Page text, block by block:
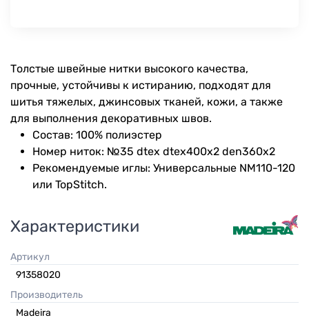
Толстые швейные нитки высокого качества,
прочные, устойчивы к истиранию, подходят для
шитья тяжелых, джинсовых тканей, кожи, а также
для выполнения декоративных швов.
Состав: 100% полиэстер
Номер ниток: №35 dtex dtex400x2 den360x2
Рекомендуемые иглы: Универсальные NM110-120
или TopStitch.
Характеристики
Артикул
91358020
Производитель
Madeira